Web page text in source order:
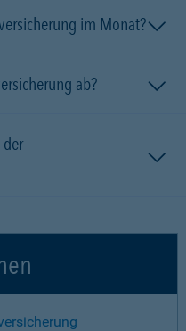
im Monat?
ab?